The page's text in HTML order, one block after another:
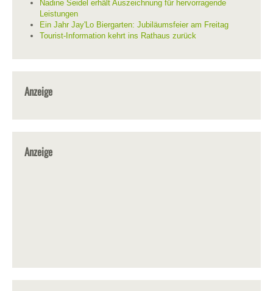
Nadine Seidel erhält Auszeichnung für hervorragende
Leistungen
Ein Jahr Jay'Lo Biergarten: Jubiläumsfeier am Freitag
Tourist-Information kehrt ins Rathaus zurück
Anzeige
Anzeige